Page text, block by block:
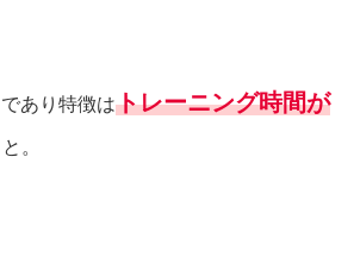
あり特徴はトレーニング時間が
。